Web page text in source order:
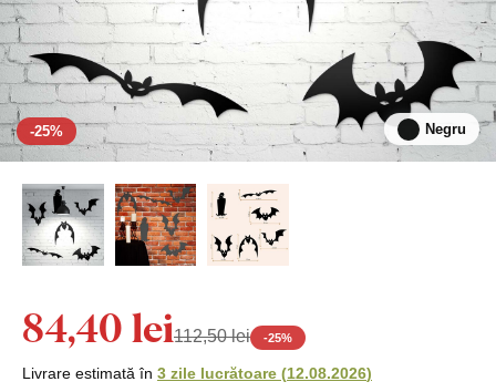
-25% Negru
84,40 lei112,50 lei -25%
Livrare estimată în 3 zile lucrătoare (12.08.2026)